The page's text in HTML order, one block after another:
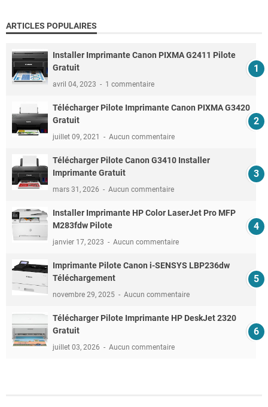
ARTICLES POPULAIRES
Installer Imprimante Canon PIXMA G2411 Pilote
Gratuit
avril 04, 2023 1 commentaire
Télécharger Pilote Imprimante Canon PIXMA G3420
Gratuit
juillet 09, 2021 Aucun commentaire
Télécharger Pilote Canon G3410 Installer
Imprimante Gratuit
mars 31, 2026 Aucun commentaire
Installer Imprimante HP Color LaserJet Pro MFP
M283fdw Pilote
janvier 17, 2023 Aucun commentaire
Imprimante Pilote Canon i-SENSYS LBP236dw
Téléchargement
novembre 29, 2025 Aucun commentaire
Télécharger Pilote Imprimante HP DeskJet 2320
Gratuit
juillet 03, 2026 Aucun commentaire